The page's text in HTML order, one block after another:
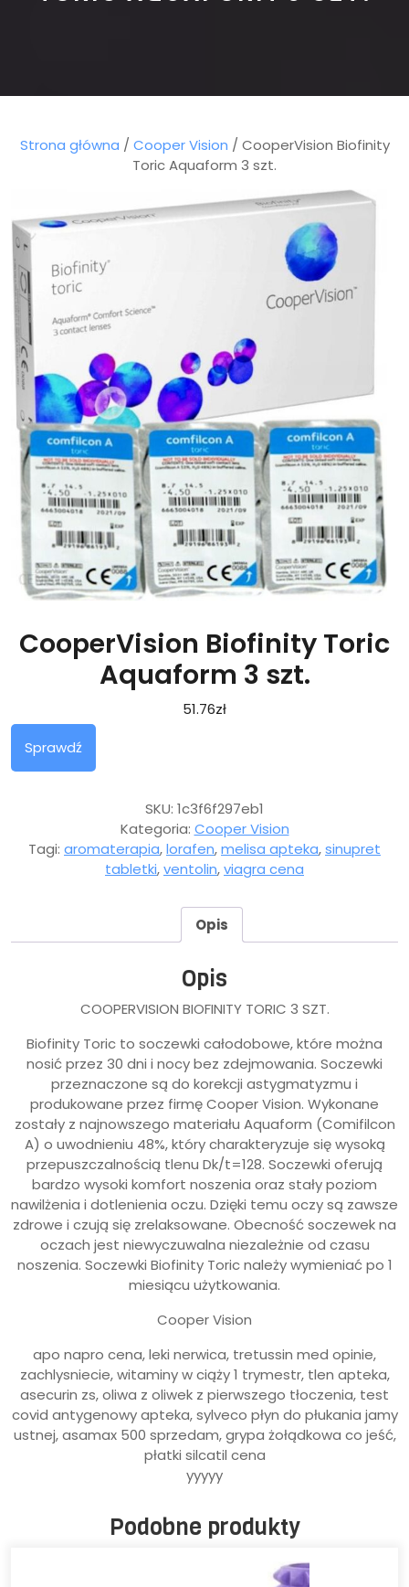
Strona główna / Cooper Vision / CooperVision Biofinity
Toric Aquaform 3 szt.
CooperVision Biofinity Toric
Aquaform 3 szt.
51.76zł
Sprawdź
SKU: 1c3f6f297eb1
Kategoria: Cooper Vision
Tagi: aromaterapia,lorafen,melisa apteka,sinupret
tabletki,ventolin,viagra cena
Opis
Opis
COOPERVISION BIOFINITY TORIC 3 SZT.
Biofinity Toric to soczewki całodobowe, które można
nosić przez 30 dni i nocy bez zdejmowania. Soczewki
przeznaczone są do korekcji astygmatyzmu i
produkowane przez firmę Cooper Vision. Wykonane
zostały z najnowszego materiału Aquaform (Comifilcon
A) o uwodnieniu 48%, który charakteryzuje się wysoką
przepuszczalnością tlenu Dk/t=128. Soczewki oferują
bardzo wysoki komfort noszenia oraz stały poziom
nawilżenia i dotlenienia oczu. Dzięki temu oczy są zawsze
zdrowe i czują się zrelaksowane. Obecność soczewek na
oczach jest niewyczuwalna niezależnie od czasu
noszenia. Soczewki Biofinity Toric należy wymieniać po 1
miesiącu użytkowania.
Cooper Vision
apo napro cena, leki nerwica, tretussin med opinie,
zachlysniecie, witaminy w ciąży 1 trymestr, tlen apteka,
asecurin zs, oliwa z oliwek z pierwszego tłoczenia, test
covid antygenowy apteka, sylveco płyn do płukania jamy
ustnej, asamax 500 sprzedam, grypa żołądkowa co jeść,
płatki silcatil cena
yyyyy
Podobne produkty